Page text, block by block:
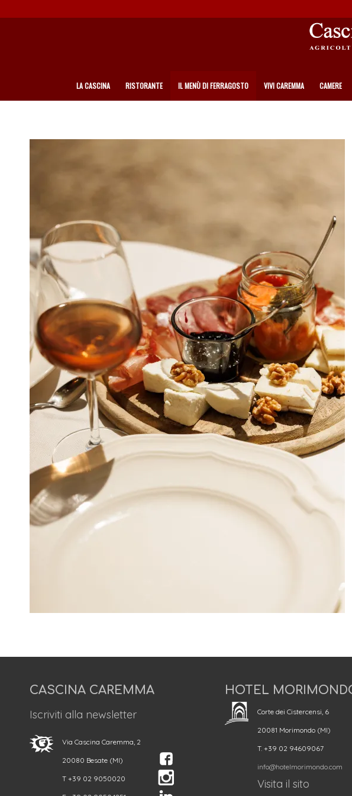
LA CASCINA RISTORANTE IL MENÙ DI FERRAGOSTO VIVI CAREMMA CAMERE
CASCINA CAREMMA
Iscriviti alla newsletter
Via Cascina Caremma, 2
20080 Besate (MI)
T +39 02 9050020
HOTEL
Corte dei Cistercensi, 6
20081 Morimondo (MI)
T. +39 02 94609067
info@hotelmorimondo.com
Visita il sito